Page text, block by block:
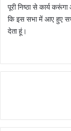
पूरी निष्ठा से कार्य
कि इस सभा में आए हुए
देता हूं।